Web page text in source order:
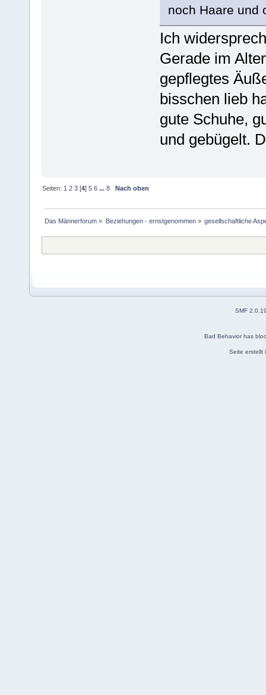
noch Haare und
Ich
Gerade im
gepflegtes
bisschen lieb
gute Schuhe,
und gebügelt.
Seiten: 1 2 3 [4]5 6 ...8 Nach oben
Das Männerforum » Beziehungen - ernstgenommen» gesellschaftliche
SMF
Bad Behaviorhas
Seite erstellt